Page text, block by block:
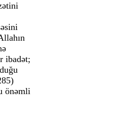
ibadət;
önəmli